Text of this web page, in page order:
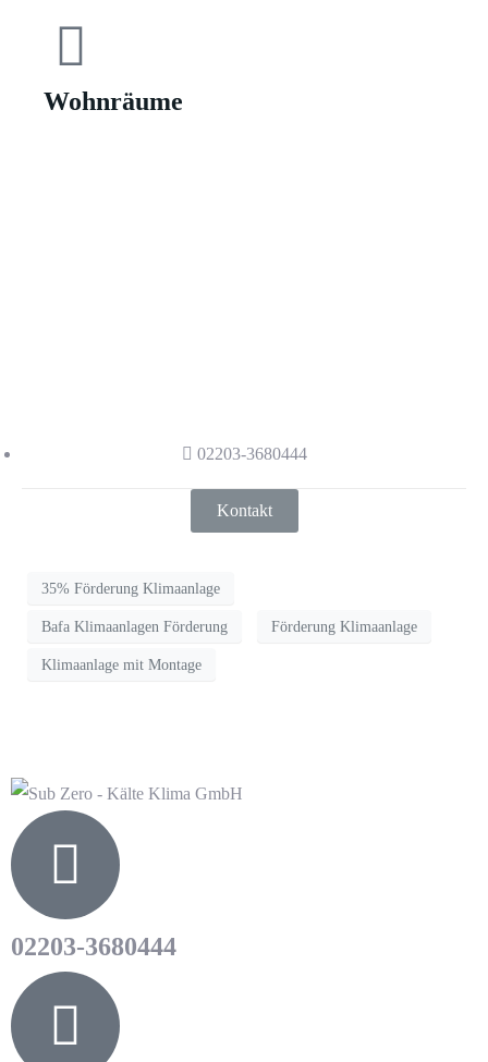
Wohnräume
02203-3680444
Kontakt
35% Förderung Klimaanlage
Bafa Klimaanlagen Förderung Förderung Klimaanlage
Klimaanlage mit Montage
02203-3680444